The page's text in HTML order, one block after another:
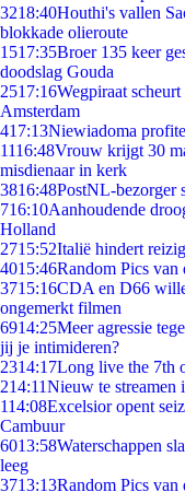
3218:40Houthi's vallen
blokkade olieroute
1517:35Broer 135 keer
doodslag Gouda
2517:16Wegpiraat
Amsterdam
417:13Niewiadoma
1116:48Vrouw krijgt 30
misdienaar in kerk
3816:48PostNL-bezorger
716:10Aanhoudende
Holland
2715:52Italië hindert
4015:46Random Pics van
3715:16CDA en D66
ongemerkt filmen
6914:25Meer agressie
jij je intimideren?
2314:17Long live the 7th
214:11Nieuw te streamen
114:08Excelsior opent
Cambuur
6013:58Waterschappen
leeg
3713:13Random Pics van